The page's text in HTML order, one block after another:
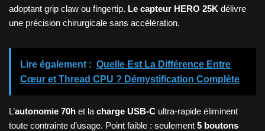
adoptant grip claw ou fingertip. Le capteur HERO 25K délivre
une précision chirurgicale sans accélération.
Lire également : Quelle Est La Différence Entre
Cœur et Thread CPU ? Démystification Complète
L’autonomie 70h et la charge USB-C ultra-rapide éliminent
toute contrainte d’usage. Point faible : seulement 5 boutons